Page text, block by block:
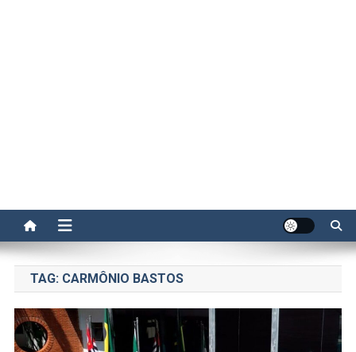
TAG: CARMÔNIO BASTOS